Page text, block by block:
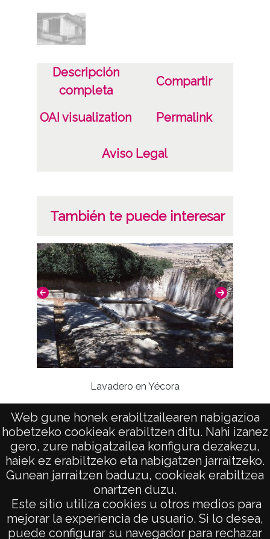
Web gune honek erabiltzailearen nabigazioa
hobetzeko cookieak erabiltzen ditu. Nahi izanez
gero, zure nabigatzailea konfigura dezakezu,
haiek ez erabiltzeko eta nabigatzen jarraitzeko.
Gunean jarraitzen baduzu, cookieak erabiltzea
onartzen duzu.
Este sitio utiliza cookies u otros medios para
mejorar la experiencia de usuario. Si lo desea,
puede configurar su navegador para rechazar
Descripción
completa
Compartir
OAI visualization Permalink
Aviso Legal
También te puede interesar
Lavadero en Yécora
AVISO LEGAL
POLÍTICA DE PRIVACIDAD
ACCESIBILIDAD